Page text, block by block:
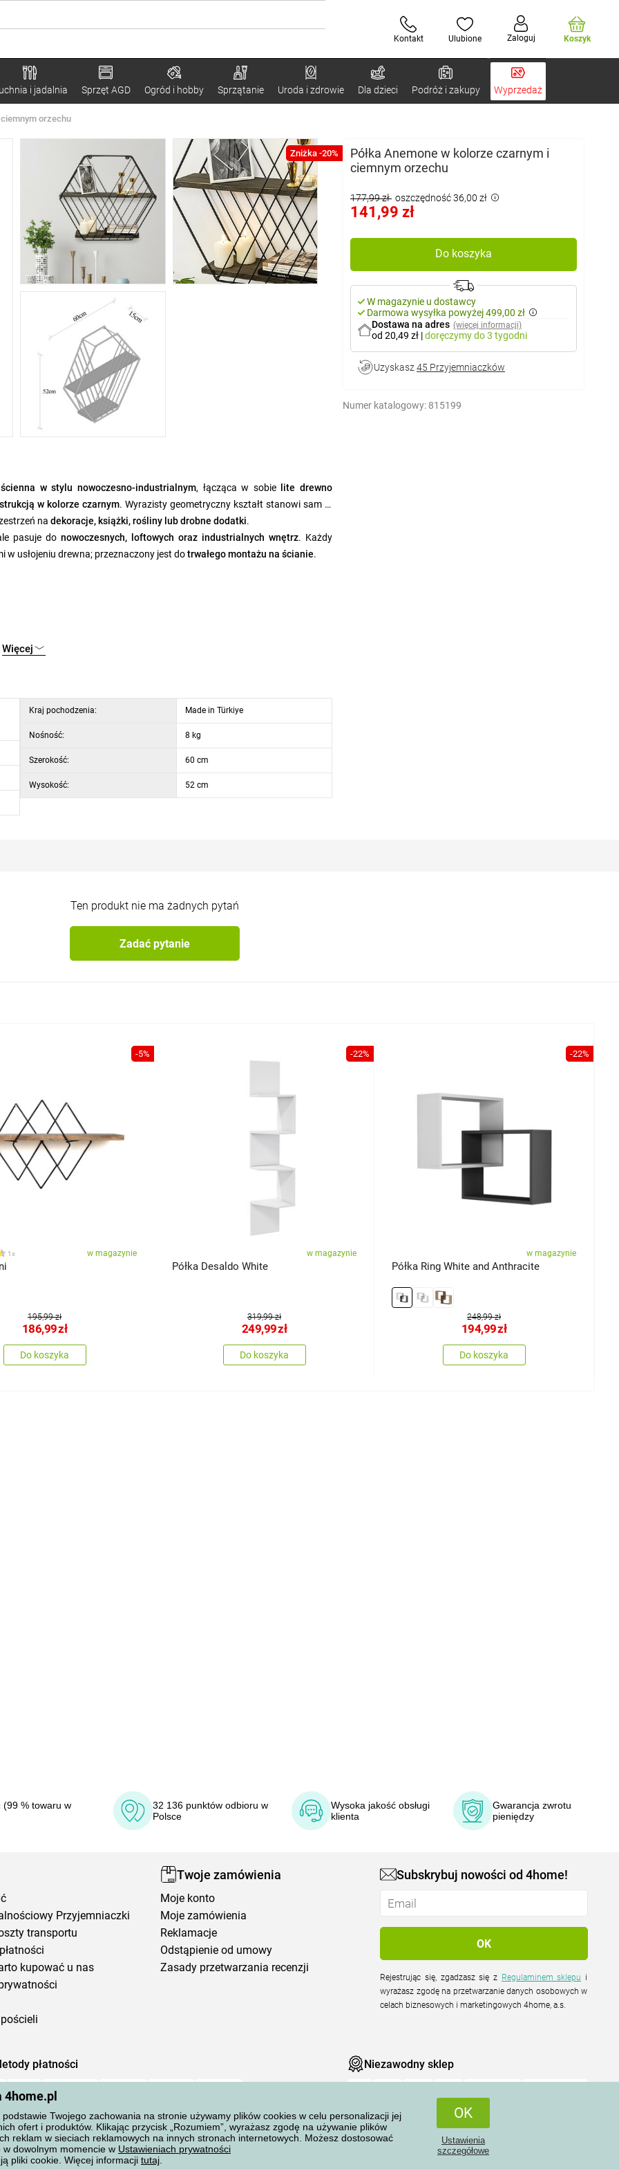
4home.pl
Twojego zachowania na stronie używamy plików cookies w celu personalizacji jej
ofert i produktów. Klikając przycisk „Rozumiem”, wyrażasz zgodę na używanie plików
reklam w sieciach reklamowych na innych stronach internetowych. Możesz dostosować
dowolnym momencie w Ustawieniach prywatności
pliki cookie. Więcej informacji tutaj
OK
Ustawienia
szczegółowe
Kontakt Ulubione Zaloguj Koszyk
i jadalnia Sprzęt AGD Ogród i hobby Sprzątanie Uroda i zdrowie Dla dzieci Podróż i zakupy Wyprzedaż
orzechu
Zniżka -20%
Półka Anemone w kolorze czarnym i
ciemnym orzechu
177,99 zł oszczędność 36,00 zł
141,99 zł
Do koszyka
W magazynie u dostawcy
Darmowa wysyłka powyżej 499,00 zł
Dostawa na adres (więcej informacji)
od 20,49 zł |doręczymydo 3 tygodni
Uzyskasz 45 Przyjemniaczków
Numer katalogowy: 815199
w stylu nowoczesno-industrialnym, łącząca w sobie
lite drewno
w kolorze czarnym. Wyrazisty geometryczny kształt stanowi sam w
na dekoracje, książki, rośliny lub drobne dodatki.
pasuje do nowoczesnych, loftowych oraz industrialnych wnętrz. Każdy
w usłojeniu drewna; przeznaczony jest dotrwałego montażu na ścianie.
Więcej
Kraj pochodzenia: Made in Türkiye
Nośność: 8 kg
Szerokość: 60 cm
Wysokość: 52 cm
Ten produkt nie ma żadnych pytań
Zadać pytanie
-5%
1x w magazynie
195,99 zł
186,99zł
Do koszyka
-22%
w magazynie
Półka Desaldo White
319,99 zł
249,99zł
Do koszyka
-22%
w magazynie
Półka Ring White and Anthracite
248,99 zł
194,99zł
Do koszyka
(99 % towaru w
32 136 punktów odbioru w
Polsce
Wysoka jakość obsługi
klienta
Gwarancja zwrotu
pieniędzy
Przyjemniaczki
transportu
kupować u nas
Twoje zamówienia
Moje konto
Moje zamówienia
Reklamacje
Odstąpienie od umowy
Zasady przetwarzania recenzji
Subskrybuj nowości od 4home!
Rejestrując się, zgadzasz się z Regulaminem sklepu
wyrażasz zgodę na przetwarzanie danych osobowych w
celach biznesowych i marketingowych 4home, a.s.
płatności Niezawodny sklep
Wszelkie prawa zastrzeżone © 2004-2026 4home, a.s.